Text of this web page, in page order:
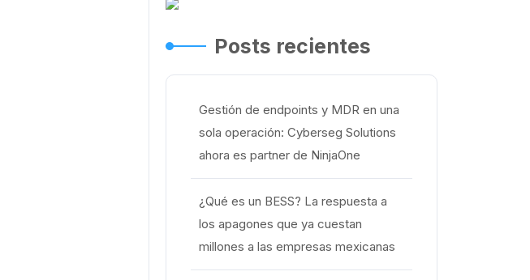
Posts recientes
Gestión de endpoints y MDR en una
sola operación: Cyberseg Solutions
ahora es partner de NinjaOne
¿Qué es un BESS? La respuesta a
los apagones que ya cuestan
millones a las empresas mexicanas